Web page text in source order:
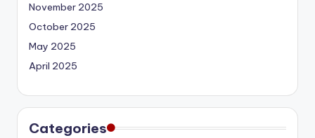
November 2025
October 2025
May 2025
April 2025
Categories